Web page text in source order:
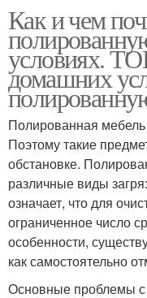
Как и чем
условиях.
домашних
Полированная мебель
Поэтому такие
обстановке.
различные виды
означает, что для
ограниченное число
особенности,
как самостоятельно
Основные проблемы